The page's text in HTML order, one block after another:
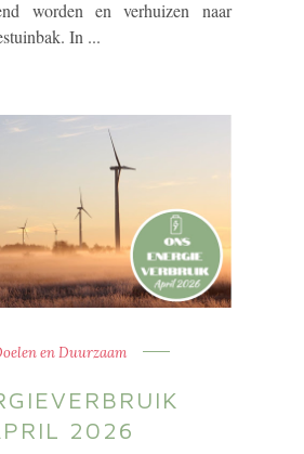
worden en verhuizen naar
In ...
en Duurzaam
2026